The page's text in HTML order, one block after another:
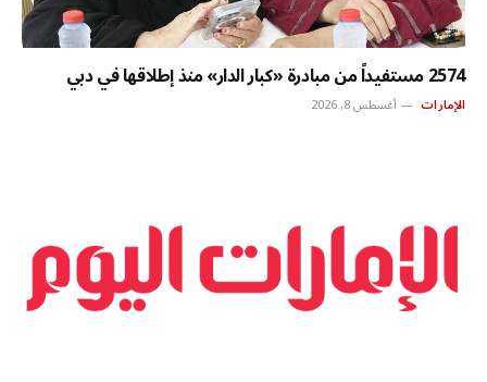
2574 مستفيداً من مبادرة «كبار الدار» منذ إطلاقها في دبي
الإمارات أغسطس 8, 2026